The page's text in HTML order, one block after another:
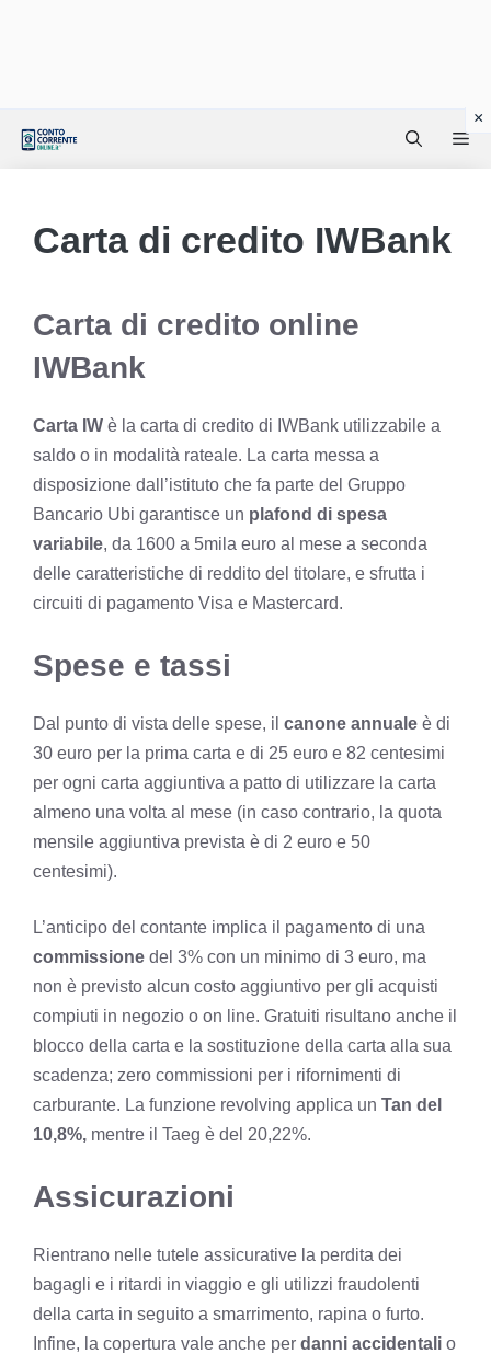
Carta di credito IWBank
Carta di credito online
IWBank
Carta IW è la carta di credito di IWBank utilizzabile a
saldo o in modalità rateale. La carta messa a
disposizione dall’istituto che fa parte del Gruppo
Bancario Ubi garantisce un plafond di spesa
variabile, da 1600 a 5mila euro al mese a seconda
delle caratteristiche di reddito del titolare, e sfrutta i
circuiti di pagamento Visa e Mastercard.
Spese e tassi
Dal punto di vista delle spese, il canone annuale è di
30 euro per la prima carta e di 25 euro e 82 centesimi
per ogni carta aggiuntiva a patto di utilizzare la carta
almeno una volta al mese (in caso contrario, la quota
mensile aggiuntiva prevista è di 2 euro e 50
centesimi).
L’anticipo del contante implica il pagamento di una
commissione del 3% con un minimo di 3 euro, ma
non è previsto alcun costo aggiuntivo per gli acquisti
compiuti in negozio o on line. Gratuiti risultano anche il
blocco della carta e la sostituzione della carta alla sua
scadenza; zero commissioni per i rifornimenti di
carburante. La funzione revolving applica un Tan del
10,8%, mentre il Taeg è del 20,22%.
Assicurazioni
Rientrano nelle tutele assicurative la perdita dei
bagagli e i ritardi in viaggio e gli utilizzi fraudolenti
della carta in seguito a smarrimento, rapina o furto.
Infine, la copertura vale anche per danni accidentali o